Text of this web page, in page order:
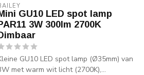
GU10 LED spot lamp
3W 300lm 2700K
GU10 LED spot lamp (Ø35mm) van
met warm wit licht (2700K),...